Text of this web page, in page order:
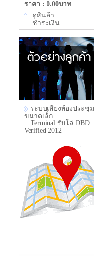
ราคา : 0.00บาท
ดูสินค้า
ชำระเงิน
ระบบเสียงห้องประชุม
ขนาดเล็ก
Terminal รับโล่ DBD
Verified 2012